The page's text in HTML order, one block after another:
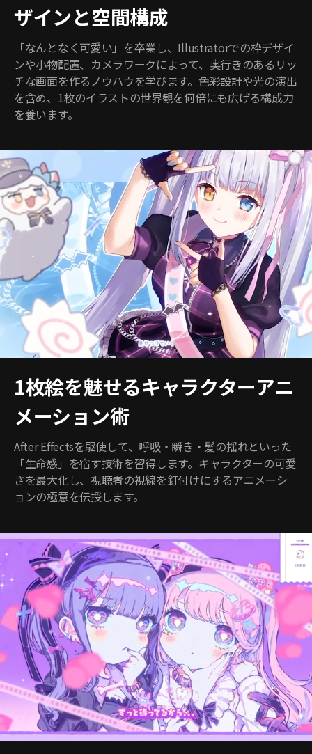
ザインと空間構成
「なんとなく可愛い」を卒業し、Illustratorでの枠デザイ
ンや小物配置、カメラワークによって、奥行きのあるリッ
チな画面を作るノウハウを学びます。色彩設計や光の演出
を含め、1枚のイラストの世界観を何倍にも広げる構成力
を養います。
1枚絵を魅せるキャラクターアニ
メーション術
After Effectsを駆使して、呼吸・瞬き・髪の揺れといった
「生命感」を宿す技術を習得します。キャラクターの可愛
さを最大化し、視聴者の視線を釘付けにするアニメーシ
ョンの極意を伝授します。